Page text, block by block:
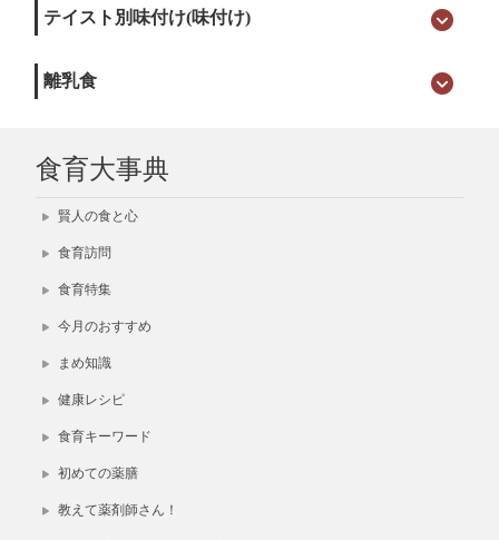
テイスト別味付け(味付け)
離乳食
食育大事典
賢人の食と心
食育訪問
食育特集
今月のおすすめ
まめ知識
健康レシピ
食育キーワード
初めての薬膳
教えて薬剤師さん！